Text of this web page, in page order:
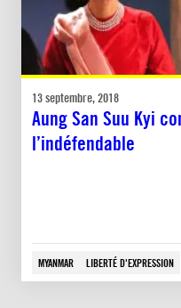
13 septembre, 2018
Aung San Suu Kyi
l’indéfendable
MYANMAR LIBERTÉ D'EXPRESSION